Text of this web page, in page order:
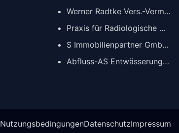
Werner Radtke Vers.-Verm. GmbH
Praxis für Radiologische Diagnostik
S Immobilienpartner GmbH | Immobilienmakler Köln
Abfluss-AS Entwässerungstechnik GmbH
NutzungsbedingungenDatenschutzImpressum